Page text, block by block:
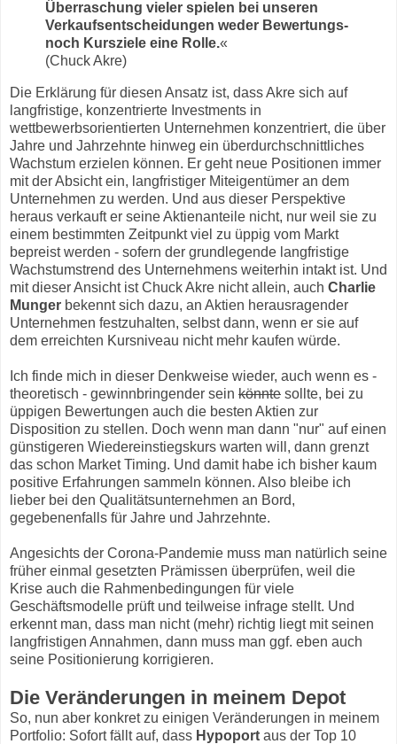
Überraschung vieler spielen bei unseren
Verkaufsentscheidungen weder Bewertungs-
noch Kursziele eine Rolle.«
(Chuck Akre)
Die Erklärung für diesen Ansatz ist, dass Akre sich auf
langfristige, konzentrierte Investments in
wettbewerbsorientierten Unternehmen konzentriert, die über
Jahre und Jahrzehnte hinweg ein überdurchschnittliches
Wachstum erzielen können. Er geht neue Positionen immer
mit der Absicht ein, langfristiger Miteigentümer an dem
Unternehmen zu werden. Und aus dieser Perspektive
heraus verkauft er seine Aktienanteile nicht, nur weil sie zu
einem bestimmten Zeitpunkt viel zu üppig vom Markt
bepreist werden - sofern der grundlegende langfristige
Wachstumstrend des Unternehmens weiterhin intakt ist. Und
mit dieser Ansicht ist Chuck Akre nicht allein, auch Charlie
Munger bekennt sich dazu, an Aktien herausragender
Unternehmen festzuhalten, selbst dann, wenn er sie auf
dem erreichten Kursniveau nicht mehr kaufen würde.
Ich finde mich in dieser Denkweise wieder, auch wenn es -
theoretisch - gewinnbringender sein könnte sollte, bei zu
üppigen Bewertungen auch die besten Aktien zur
Disposition zu stellen. Doch wenn man dann "nur" auf einen
günstigeren Wiedereinstiegskurs warten will, dann grenzt
das schon Market Timing. Und damit habe ich bisher kaum
positive Erfahrungen sammeln können. Also bleibe ich
lieber bei den Qualitätsunternehmen an Bord,
gegebenenfalls für Jahre und Jahrzehnte.
Angesichts der Corona-Pandemie muss man natürlich seine
früher einmal gesetzten Prämissen überprüfen, weil die
Krise auch die Rahmenbedingungen für viele
Geschäftsmodelle prüft und teilweise infrage stellt. Und
erkennt man, dass man nicht (mehr) richtig liegt mit seinen
langfristigen Annahmen, dann muss man ggf. eben auch
seine Positionierung korrigieren.
Die Veränderungen in meinem Depot
So, nun aber konkret zu einigen Veränderungen in meinem
Portfolio: Sofort fällt auf, dass Hypoport aus der Top 10